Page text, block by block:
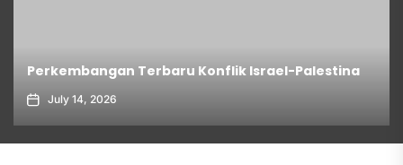
Perkembangan Terbaru Konflik Israel-Palestina
July 14, 2026